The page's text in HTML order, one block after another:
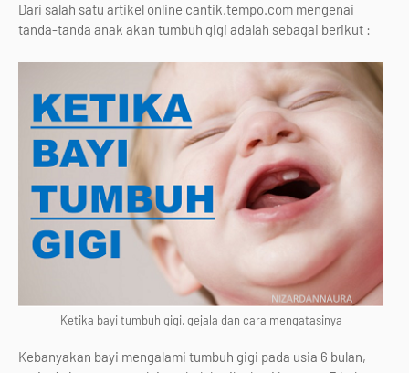
Dari salah satu artikel online cantik.tempo.com mengenai
tanda-tanda anak akan tumbuh gigi adalah sebagai berikut :
Ketika bayi tumbuh gigi, gejala dan cara mengatasinya
Kebanyakan bayi mengalami tumbuh gigi pada usia 6 bulan,